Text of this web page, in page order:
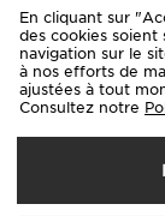
120,00€
En cliquant sur
des cookies soient
navigation sur le
à nos efforts de
ajustées à tout
Consultez notre